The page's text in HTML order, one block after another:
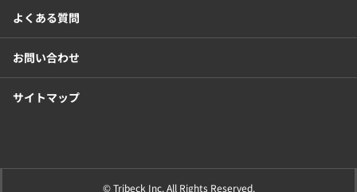
よくある質問
お問い合わせ
サイトマップ
© Tribeck Inc. All Rights Reserved.